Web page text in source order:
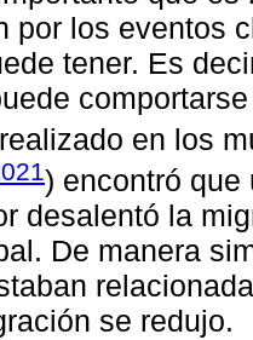
por los eventos
tener. Es
en los
) encontró
desalentó la
De manera
se redujo.